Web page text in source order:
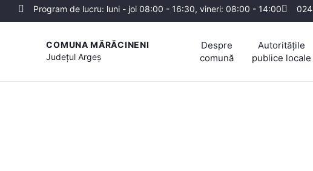
Program de lucru: luni - joi 08:00 - 16:30, vineri: 08:00 - 14:00
COMUNA MĂRĂCINENI
JudețulArgeș
Despre
comună
Autoritățile
publice locale